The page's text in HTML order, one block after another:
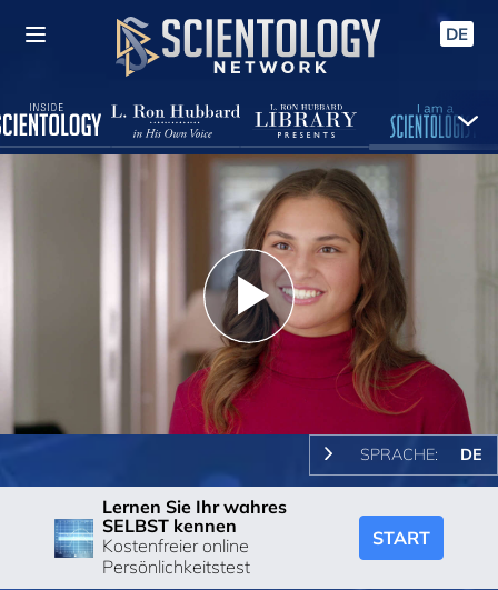
DE
Play
Video
SPRACHE: DE
Lernen Sie Ihr wahres
SELBST kennen
Kostenfreier online
Persönlichkeitstest
START